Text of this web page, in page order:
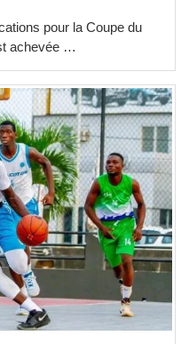
pour la Coupe du
achevée …